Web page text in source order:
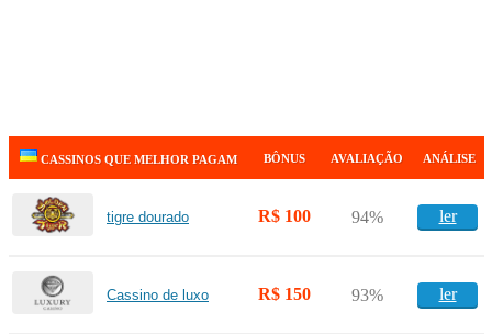
CASSINOS QUE MELHOR PAGAM BÔNUS AVALIAÇÃO ANÁLISE
tigre dourado R$ 100 94% ler
Cassino de luxo R$ 150 93% ler